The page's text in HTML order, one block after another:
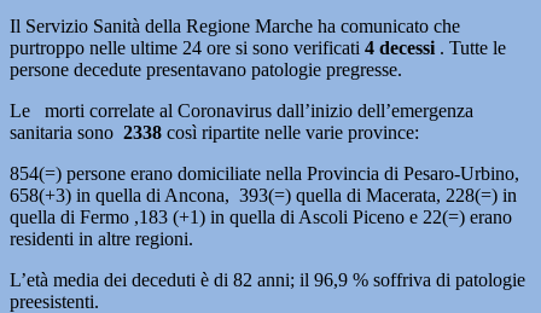
Il Servizio Sanità della Regione Marche ha comunicato che
purtroppo nelle ultime 24 ore si sono verificati 4 decessi . Tutte le
persone decedute presentavano patologie pregresse.
Le morti correlate al Coronavirus dall’inizio dell’emergenza
sanitaria sono 2338 così ripartite nelle varie province:
854(=) persone erano domiciliate nella Provincia di Pesaro-Urbino,
658(+3) in quella di Ancona, 393(=) quella di Macerata, 228(=) in
quella di Fermo ,183 (+1) in quella di Ascoli Piceno e 22(=) erano
residenti in altre regioni.
L’età media dei deceduti è di 82 anni; il 96,9 % soffriva di patologie
preesistenti.